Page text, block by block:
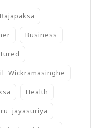
Business
Wickramasinghe
Health
jayasuriya